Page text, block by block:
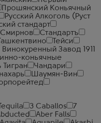
Прошянский Коньячный
Русский Алкоголь (Руст
стандарт
Смирнов
Стандартъ
Ташкентвино
Тейси
Винокуренный Завод 1911
коньячные
Тигран
Чандари
Шаумян-Вин
3 Caballos
7
Aber Falls